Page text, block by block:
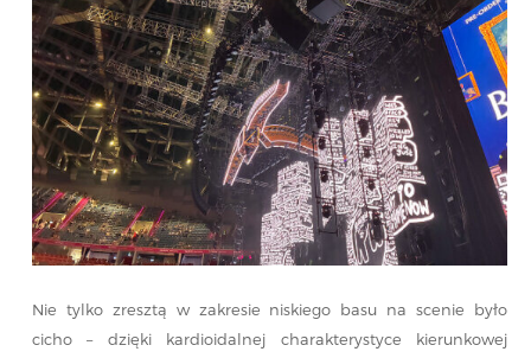
Nie tylko zresztą w zakresie niskiego basu na scenie było
cicho – dzięki kardioidalnej charakterystyce kierunkowej